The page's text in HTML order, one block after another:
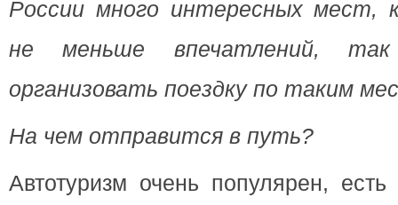
России много интересных мест,
не меньше впечатлений,
организовать поездку по таким
На чем отправится в путь?
Автотуризм очень популярен,